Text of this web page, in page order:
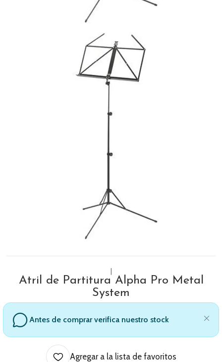
Atril de Partitura Alpha Pro Metal
System
Antes de comprar verifica nuestro stock
Agregar a la lista de favoritos